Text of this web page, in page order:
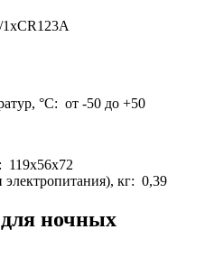
°C: от -50 до +50
119x56x72
электропитания), кг: 0,39
ночных